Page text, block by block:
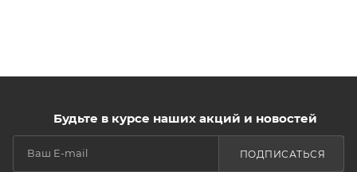
Будьте в курсе наших акций и новостей
ПОДПИСАТЬСЯ